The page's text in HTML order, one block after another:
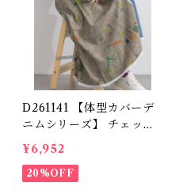
D261141 【体型カバーデ
ニムシリーズ】 チェック
+ アートイラスト切替デニ
ムスカート / Denim Skir
t with Printed Check P
¥6,952
20%OFF